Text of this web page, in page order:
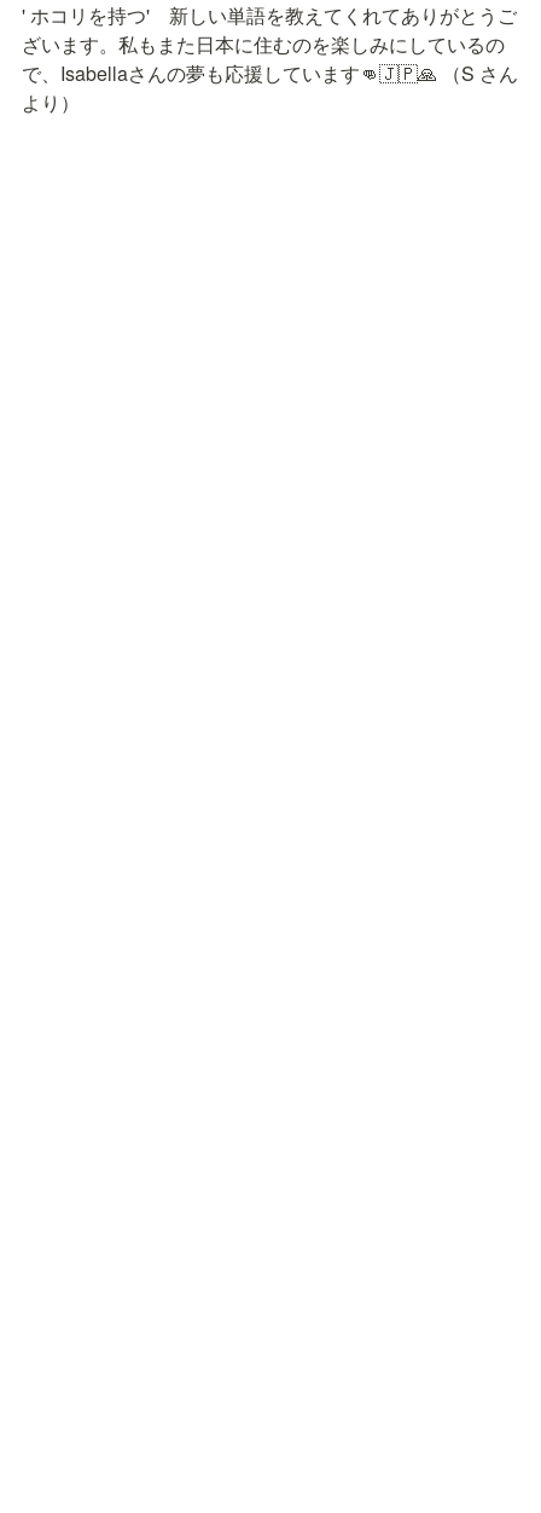
' ホコリを持つ'　新しい単語を教えてくれてありがとうご
ざいます。私もまた日本に住むのを楽しみにしているの
で、Isabellaさんの夢も応援しています👊🇯🇵🙏 （S さん
より）